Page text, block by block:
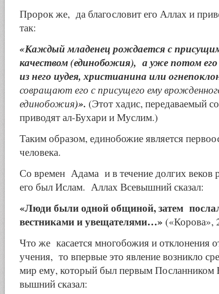
Пророк же, да благословит его Аллах и
так:
«Каждый младенец рождается с
качеством (единобожия), а уже потом
из него иудея, христианина или
совращают его с присущего ему
единобожия)». (Этот хадис, передаваемый
приводят ал-Бу­хари и Муслим.)
Таким образом, единобожие является
человека.
Со времен Адама и в течение долгих веков
его был Ислам. Аллах Всевышний сказал:
«Люди были одной общиной, затем
вестниками и увещателями…» («Корова»,
Что же касается многобожия и отклонения
учения, то впервые это явление возникло
мир ему, который был первым Посланником
вышний сказал: